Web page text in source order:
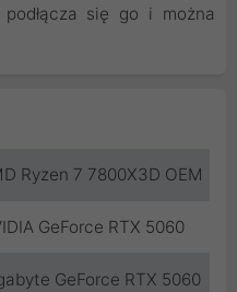
się go i można
Ryzen 7 7800X3D OEM
GeForce RTX 5060
GeForce RTX 5060